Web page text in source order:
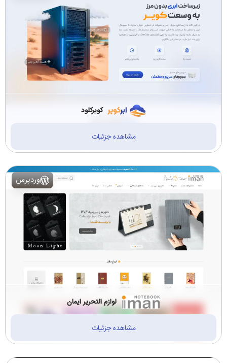
کویرکلود
مشاهده جزئیات
وردپرس
لوازم التحریر ایمان
مشاهده جزئیات